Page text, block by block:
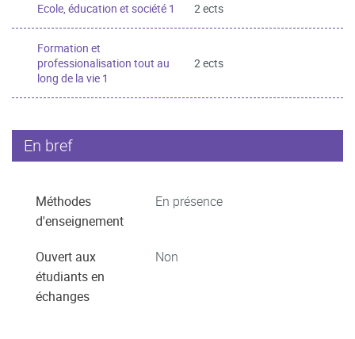
Ecole, éducation et société 1 2 ects
Formation et
professionalisation tout au
long de la vie 1
2 ects
En bref
Méthodes
d'enseignement
En présence
Ouvert aux
étudiants en
échanges
Non